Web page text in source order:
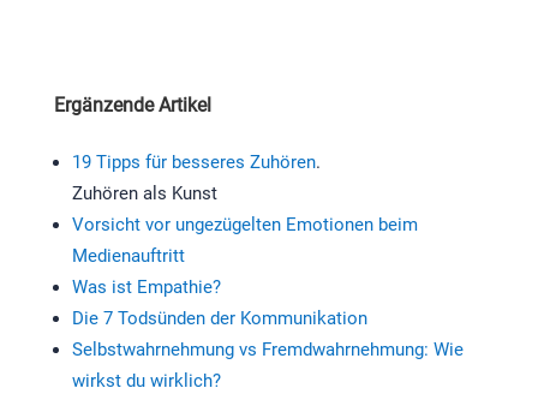
Ergänzende Artikel
19 Tipps für besseres Zuhören.
Zuhören als Kunst
Vorsicht vor ungezügelten Emotionen beim
Medienauftritt
Was ist Empathie?
Die 7 Todsünden der Kommunikation
Selbstwahrnehmung vs Fremdwahrnehmung: Wie
wirkst du wirklich?